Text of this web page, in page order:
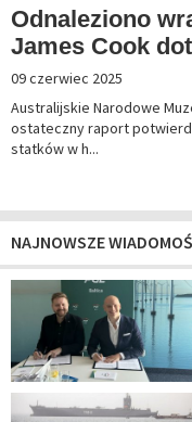
Odnaleziono
James Cook
09 czerwiec 2025
Australijskie Narodowe
ostateczny raport
statków w h...
NAJNOWSZE